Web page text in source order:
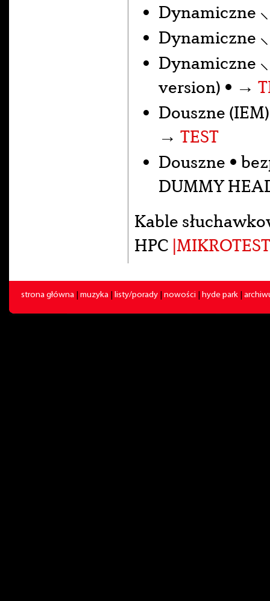
Dynamiczne
Dynamiczne
Dynamiczne
version) • →
Douszne
→ TEST
Douszne •
DUMMY
Kable
HPC
strona główna muzyka listy/porady nowości hyde park